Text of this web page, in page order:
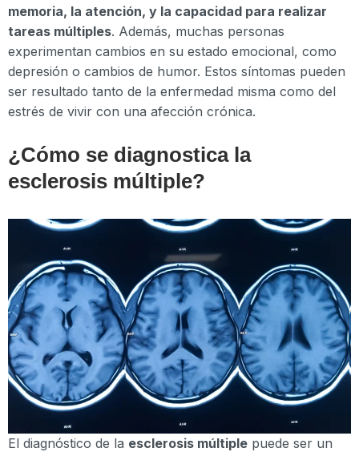
memoria, la atención, y la capacidad para realizar
tareas múltiples. Además, muchas personas
experimentan cambios en su estado emocional, como
depresión o cambios de humor. Estos síntomas pueden
ser resultado tanto de la enfermedad misma como del
estrés de vivir con una afección crónica.
¿Cómo se diagnostica la
esclerosis múltiple?
El diagnóstico de la esclerosis múltiple puede ser un